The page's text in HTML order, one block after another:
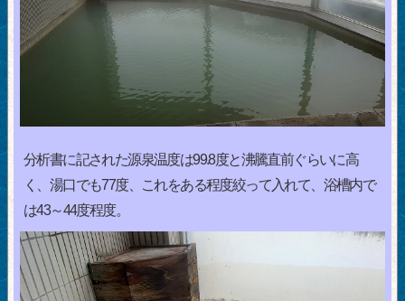
分析書に記された源泉温度は99.8度と沸騰直前ぐらいに高
く、湯口でも77度、これをある程度絞って入れて、浴槽内で
は43～44度程度。